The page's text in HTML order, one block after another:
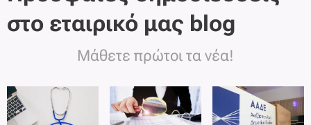
στο εταιρικό μας blog
Μάθετε πρώτοι τα νέα!